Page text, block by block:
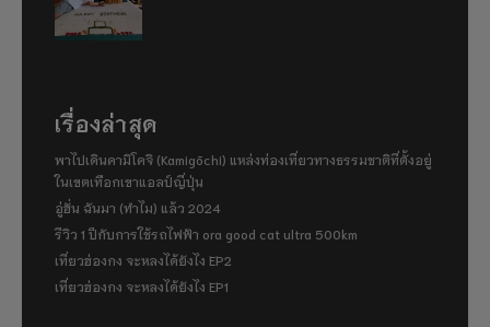
เรื่องล่าสุด
พาไปเดินคามิโคจิ (Kamigōchi) แหล่งท่องเที่ยวทางธรรมชาติที่ตั้งอยู่
ในเขตเทือกเขาแอลป์ญี่ปุ่น
อู่ฮั่น ฉันมา (ทำไม) แล้ว 2024
รีวิว 1 ปีกับการใช้รถไฟฟ้า ora good cat ultra 500km
เที่ยวฮ่องกง จะหลงได้ยังไง EP2
เที่ยวฮ่องกง จะหลงได้ยังไง EP1